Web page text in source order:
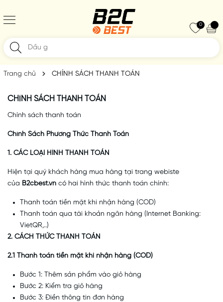
0
Trang chủ CHÍNH SÁCH THANH TOÁN
CHÍNH SÁCH THANH TOÁN
Chính sách thanh toán
Chính Sách Phương Thức Thanh Toán
1. CÁC LOẠI HÌNH THANH TOÁN
Hiện tại quý khách hàng mua hàng tại trang webiste
của B2cbest.vn có hai hình thức thanh toán chính:
Thanh toán tiền mặt khi nhận hàng (COD)
Thanh toán qua tài khoản ngân hàng (Internet Banking:
VietQR,..)
2. CÁCH THỨC THANH TOÁN
2.1 Thanh toán tiền mặt khi nhận hàng (COD)
Bước 1: Thêm sản phẩm vào giỏ hàng
Bước 2: Kiểm tra giỏ hàng
Bước 3: Điền thông tin đơn hàng